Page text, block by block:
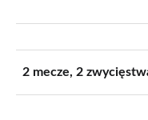
2 mecze, 2